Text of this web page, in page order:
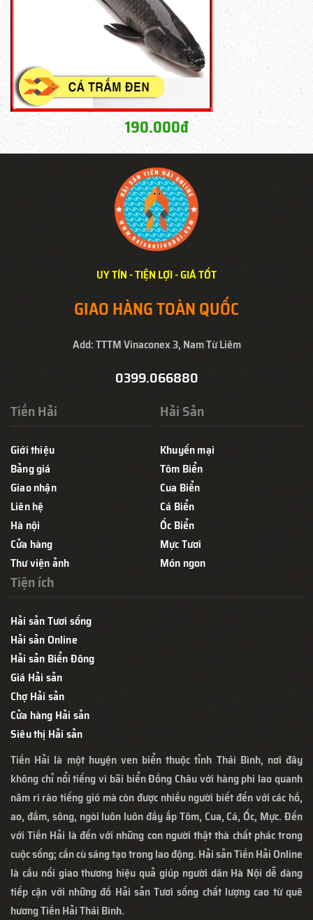
190.000đ
UY TÍN - TIỆN LỢI - GIÁ TỐT
GIAO HÀNG TOÀN QUỐC
Add: TTTM Vinaconex 3, Nam Từ Liêm
0399.066880
Tiền Hải
Giới thiệu
Bảng giá
Giao nhận
Liên hệ
Hà nội
Cửa hàng
Thư viện ảnh
Hải Sản
Khuyến mại
Tôm Biển
Cua Biển
Cá Biển
Ốc Biển
Mực Tươi
Món ngon
Tiện ích
Hải sản Tươi sống
Hải sản Online
Hải sản Biển Đông
Giá Hải sản
Chợ Hải sản
Cửa hàng Hải sản
Siêu thị Hải sản
Tiền Hải là một huyện ven biển thuộc tỉnh Thái Bình, nơi đây
không chỉ nổi tiếng vì bãi biển Đồng Châu với hàng phi lao quanh
năm rì rào tiếng gió mà còn được nhiều người biết đến với các hồ,
ao, đầm, sông, ngòi luôn luôn đầy ắp Tôm, Cua, Cá, Ốc, Mực. Đến
với Tiền Hải là đến với những con người thật thà chất phác trong
cuộc sống; cần cù sáng tạo trong lao động. Hải sản Tiền Hải Online
là cầu nối giao thương hiệu quả giúp người dân Hà Nội dễ dàng
tiếp cận với những đồ Hải sản Tươi sống chất lượng cao từ quê
hương Tiền Hải Thái Bình.